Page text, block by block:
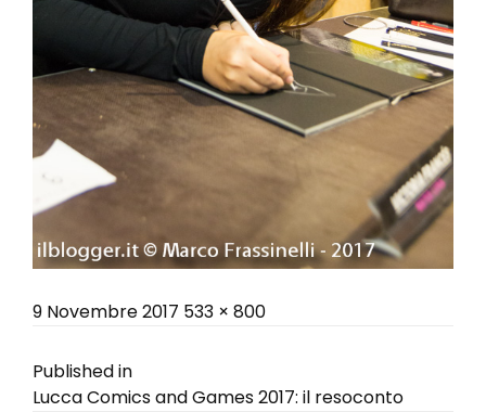
Posted
9 Novembre 2017 Full
533 × 800
Navigazione
Published in
Lucca Comics and Games 2017: il resoconto